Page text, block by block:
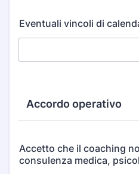
Eventuali vincoli di
Accordo operativo
Accetto che il coaching
consulenza medica,